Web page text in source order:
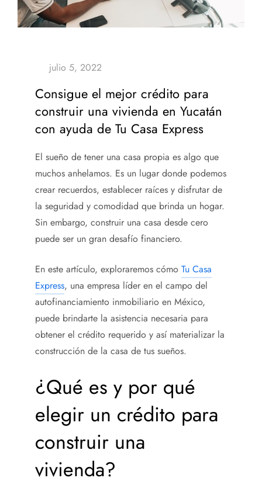
Consigue el mejor crédito para
construir una vivienda en Yucatán
con ayuda de Tu Casa Express
El sueño de tener una casa propia es algo que
muchos anhelamos. Es un lugar donde podemos
crear recuerdos, establecer raíces y disfrutar de
la seguridad y comodidad que brinda un hogar.
Sin embargo, construir una casa desde cero
puede ser un gran desafío financiero.
En este artículo, exploraremos cómo Tu Casa
Express, una empresa líder en el campo del
autofinanciamiento inmobiliario en México,
puede brindarte la asistencia necesaria para
obtener el crédito requerido y así materializar la
construcción de la casa de tus sueños.
¿Qué es y por qué
elegir un crédito para
construir una
vivienda?